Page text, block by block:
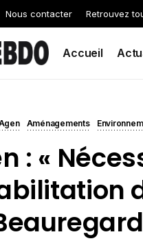
Nous contacter Retrouvez
Accueil
Aménagements
: «